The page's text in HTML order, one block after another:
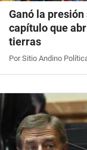
Ganó la
capítulo que
tierras
Por Sitio Andino